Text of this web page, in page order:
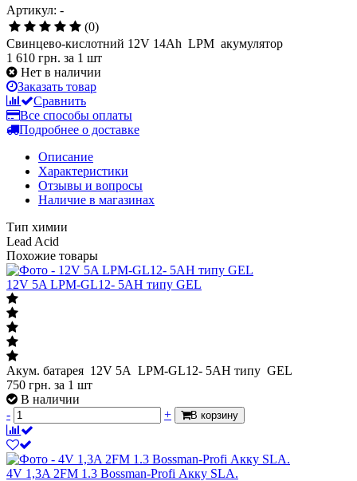
Артикул: -
(0)
Свинцево-кислотний 12V 14Ah LPM акумулятор
1 610 грн. за 1 шт
Нет в наличии
Заказать товар
Сравнить
Все способы оплаты
Подробнее о доставке
Описание
Характеристики
Отзывы и вопросы
Наличие в магазинах
Тип химии
Lead Acid
Похожие товары
12V 5A LPМ-GL12- 5АН типу GEL
Акум. батарея 12V 5A LPМ-GL12- 5АН типу GEL
750 грн. за 1 шт
В наличии
-
+ В корзину
4V 1,3A 2FM 1.3 Bossman-Profi Акку SLA.